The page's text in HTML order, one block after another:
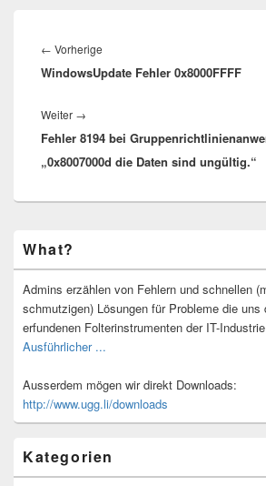
← Vorherige
Beitrag:
WindowsUpdate Fehler 0x8000FFFF
Weiter →
Beitrag:
Fehler 8194 bei
„0x8007000d die Daten sind ungültig.“
Seitenleisten-
Widgetbereich
What?
Admins erzählen von Fehlern und schnellen
schmutzigen) Lösungen für Probleme die uns
erfundenen Folterinstrumenten der IT-
Ausführlicher ...
Ausserdem mögen wir direkt Downloads:
http://www.ugg.li/downloads
Kategorien